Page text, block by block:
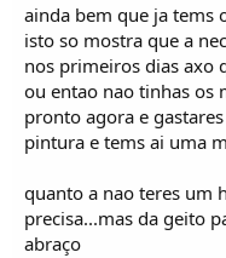
ainda bem que ja tems
isto so mostra que a
nos primeiros dias axo
ou entao nao tinhas os
pronto agora e
pintura e tems ai uma
quanto a nao teres um
precisa...mas da geito
abraço